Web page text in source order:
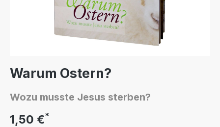
Warum Ostern?
Wozu musste Jesus sterben?
1,50 €*